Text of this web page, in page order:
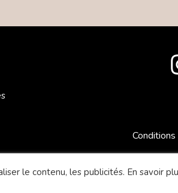
le contenu, les publicités. En savoir